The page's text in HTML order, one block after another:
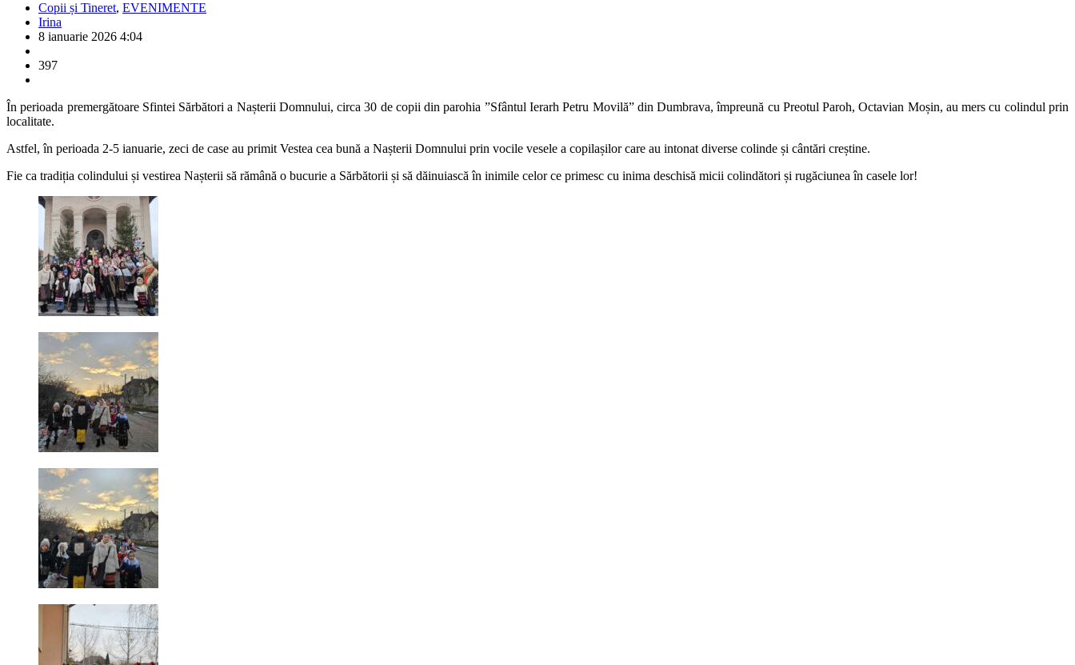
Copii și Tineret, EVENIMENTE
Irina
8 ianuarie 2026 4:04
397
În perioada premergătoare Sfintei Sărbători a Nașterii Domnului, circa 30 de copii din parohia ”Sfântul Ierarh Petru Movilă” din Dumbrava, împreună cu Preotul Paroh, Octavian Moșin, au mers cu colindul prin
localitate.
Astfel, în perioada 2-5 ianuarie, zeci de case au primit Vestea cea bună a Nașterii Domnului prin vocile vesele a copilașilor care au intonat diverse colinde și cântări creștine.
Fie ca tradiția colindului și vestirea Nașterii să rămână o bucurie a Sărbătorii și să dăinuiască în inimile celor ce primesc cu inima deschisă micii colindători și rugăciunea în casele lor!